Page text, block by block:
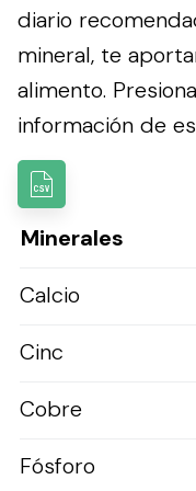
diario
mineral, te
alimento.
información de
Minerales
Calcio
Cinc
Cobre
Fósforo